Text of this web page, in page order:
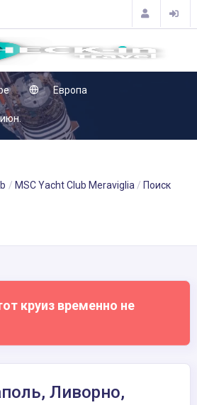
Европа
MSC Yacht Club Meraviglia Поиск
круиз временно не
Ливорно,